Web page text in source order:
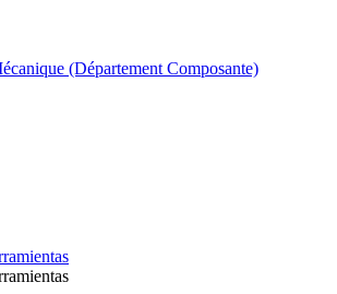
(Département Composante)